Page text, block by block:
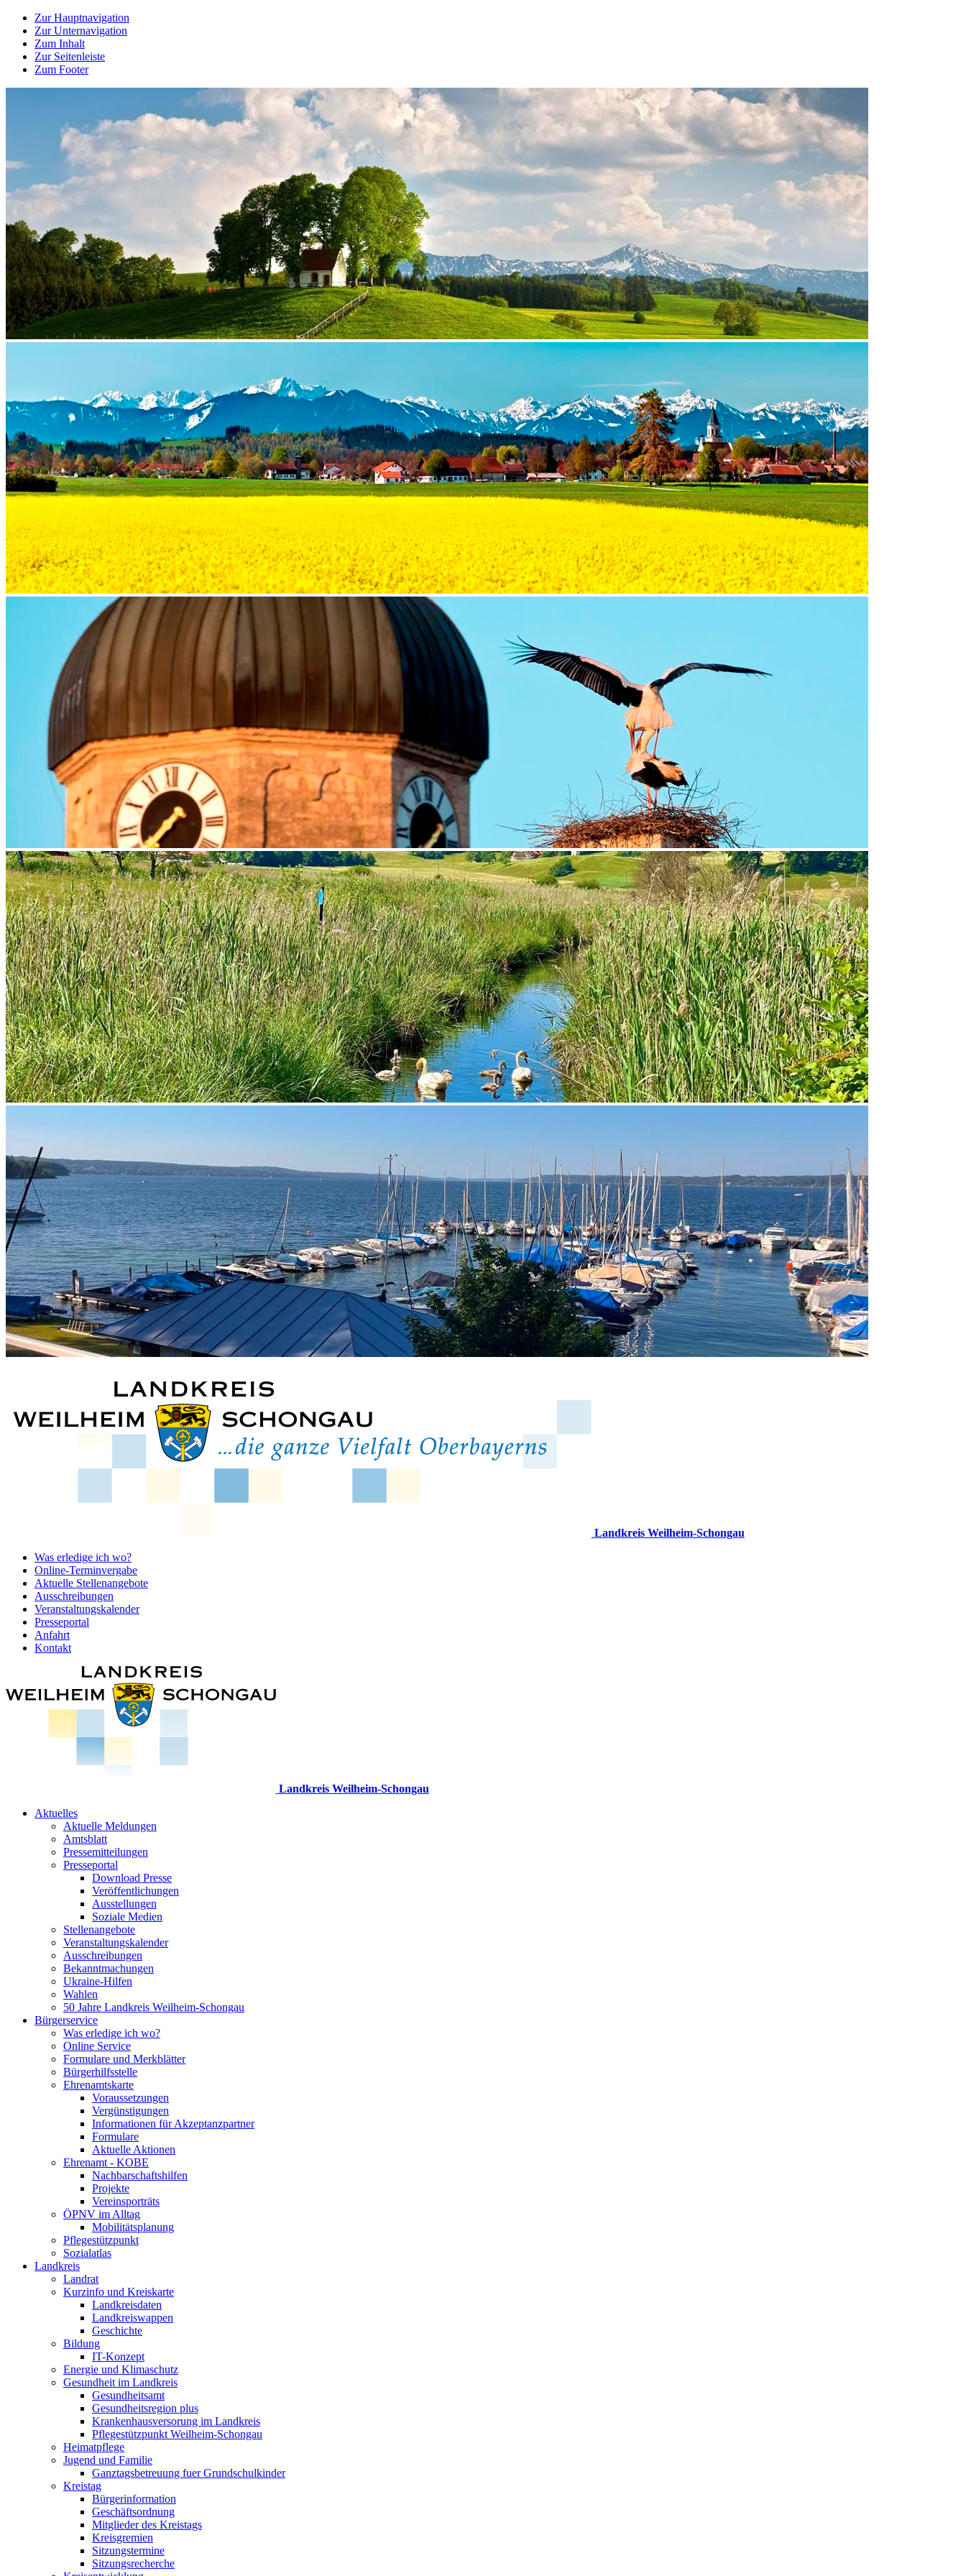
Zur Hauptnavigation
Zur Unternavigation
Zum Inhalt
Zur Seitenleiste
Zum Footer
Landkreis Weilheim-Schongau
Was erledige ich wo?
Online-Terminvergabe
Aktuelle Stellenangebote
Ausschreibungen
Veranstaltungskalender
Presseportal
Anfahrt
Kontakt
Landkreis Weilheim-Schongau
Aktuelles
Aktuelle Meldungen
Amtsblatt
Pressemitteilungen
Presseportal
Download Presse
Veröffentlichungen
Ausstellungen
Soziale Medien
Stellenangebote
Veranstaltungskalender
Ausschreibungen
Bekanntmachungen
Ukraine-Hilfen
Wahlen
50 Jahre Landkreis Weilheim-Schongau
Bürgerservice
Was erledige ich wo?
Online Service
Formulare und Merkblätter
Bürgerhilfsstelle
Ehrenamtskarte
Voraussetzungen
Vergünstigungen
Informationen für Akzeptanzpartner
Formulare
Aktuelle Aktionen
Ehrenamt - KOBE
Nachbarschaftshilfen
Projekte
Vereinsporträts
ÖPNV im Alltag
Mobilitätsplanung
Pflegestützpunkt
Sozialatlas
Landkreis
Landrat
Kurzinfo und Kreiskarte
Landkreisdaten
Landkreiswappen
Geschichte
Bildung
IT-Konzept
Energie und Klimaschutz
Gesundheit im Landkreis
Gesundheitsamt
Gesundheitsregion plus
Krankenhausversorung im Landkreis
Pflegestützpunkt Weilheim-Schongau
Heimatpflege
Jugend und Familie
Ganztagsbetreuung fuer Grundschulkinder
Kreistag
Bürgerinformation
Geschäftsordnung
Mitglieder des Kreistags
Kreisgremien
Sitzungstermine
Sitzungsrecherche